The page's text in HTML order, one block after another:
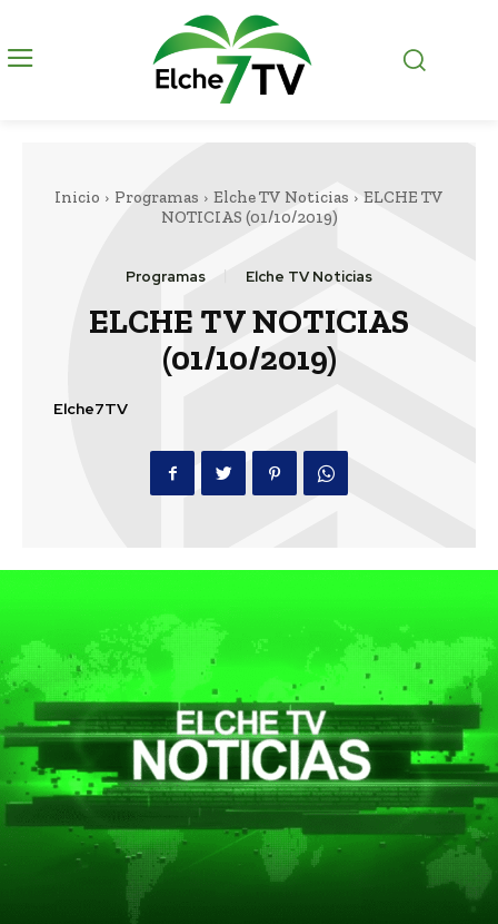
Inicio Programas Elche TV Noticias
ELCHE TV
NOTICIAS (01/10/2019)
Programas Elche TV Noticias
ELCHE TV NOTICIAS
(01/10/2019)
Elche7TV